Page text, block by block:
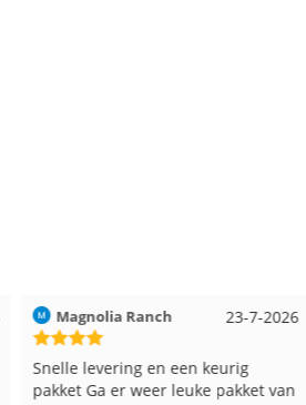
23-7-2026
Magnolia Ranch
Snelle levering en een keurig
pakket Ga er weer leuke pakket van